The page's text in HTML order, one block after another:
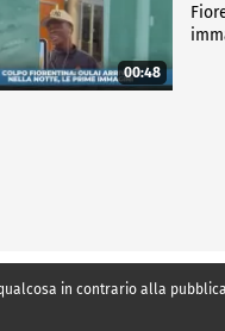
00:48
in contrario alla